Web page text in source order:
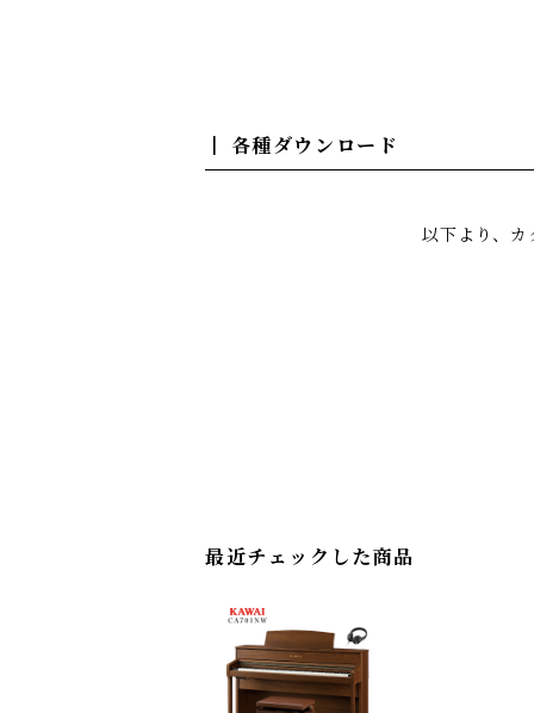
各種ダウンロード
以下より、カ
最近チェックした商品